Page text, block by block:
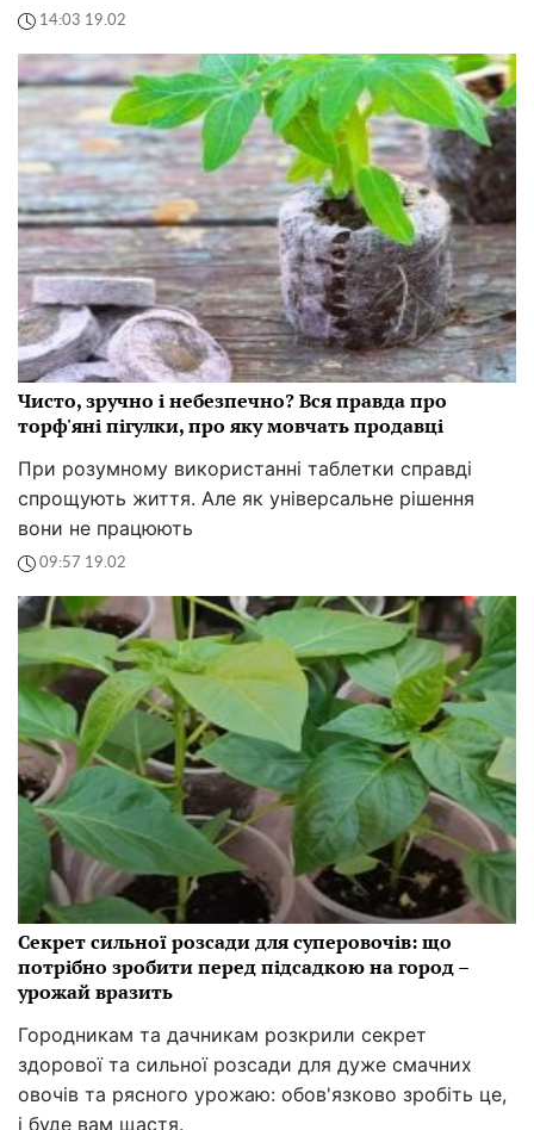
14:03 19.02
Чисто, зручно і небезпечно? Вся правда про
торф'яні пігулки, про яку мовчать продавці
При розумному використанні таблетки справді
спрощують життя. Але як універсальне рішення
вони не працюють
09:57 19.02
Секрет сильної розсади для суперовочів: що
потрібно зробити перед підсадкою на город –
урожай вразить
Городникам та дачникам розкрили секрет
здорової та сильної розсади для дуже смачних
овочів та рясного урожаю: обов'язково зробіть це,
і буде вам щастя.